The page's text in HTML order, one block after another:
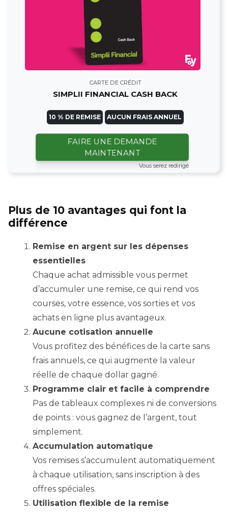
CARTE DE CRÉDIT
SIMPLII FINANCIAL CASH BACK
10 % DE REMISE AUCUN FRAIS ANNUEL
FAIRE UNE DEMANDE
MAINTENANT
Vous serez redirigé
Plus de 10 avantages qui font la
différence
Remise en argent sur les dépenses
essentielles
Chaque achat admissible vous permet
d’accumuler une remise, ce qui rend vos
courses, votre essence, vos sorties et vos
achats en ligne plus avantageux.
Aucune cotisation annuelle
Vous profitez des bénéfices de la carte sans
frais annuels, ce qui augmente la valeur
réelle de chaque dollar gagné.
Programme clair et facile à comprendre
Pas de tableaux complexes ni de conversions
de points : vous gagnez de l’argent, tout
simplement.
Accumulation automatique
Vos remises s’accumulent automatiquement
à chaque utilisation, sans inscription à des
offres spéciales.
Utilisation flexible de la remise